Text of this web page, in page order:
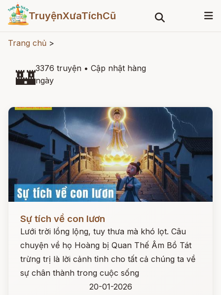
TruyệnXưaTíchCũ
Trang chủ >
🏰3376 truyện • Cập nhật hàng
ngày
Sự tích về con lươn
Lưới trời lồng lộng, tuy thưa mà khó lọt. Câu
chuyện về họ Hoàng bị Quan Thế Âm Bồ Tát
trừng trị là lời cảnh tỉnh cho tất cả chúng ta về
sự chân thành trong cuộc sống
20-01-2026